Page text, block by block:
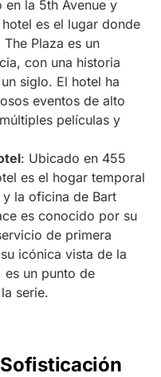
en la 5th Avenue y
es el lugar donde
Plaza es un
con una historia
siglo. El hotel ha
eventos de alto
películas y
: Ubicado en 455
es el hogar temporal
la oficina de Bart
es conocido por su
de primera
icónica vista de la
es un punto de
serie.